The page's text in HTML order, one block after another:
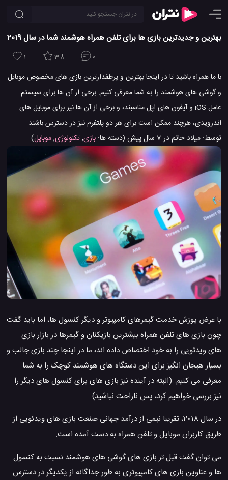
بهترین و جدیدترین بازی ها برای تلفن همراه هوشمند شما در سال 2019
1 3.8 0
با ما همراه باشید تا در اینجا بهترین و پرطفدارترین بازی های مخصوص موبایل
و گوشی های هوشمند را به شما معرفی کنیم. برخی از آن ها برای سیستم
عامل iOS و آیفون های اپل مناسبند، و برخی از آن ها نیز برای موبایل های
اندرویدی، هرچند ممکن است برای هر دو پلتفرم نیز در دسترس باشند.
توسط: میلاد حاتمدر7 سال پیش (دسته ها: بازی,تکنولوژی,موبایل)
با عرض پوزش خدمت گیمرهای کامپیوتر و دیگر کنسول ها، اما باید گفت
چون بازی های تلفن همراه بیشترین بازیکنان و گیمرها در بازار بازی
های ویدئویی را به خود اختصاص داده اند، ما در اینجا چند بازی جالب و
بسیار هیجان انگیز برای این دستگاه های هوشمند کوچک را به شما
معرفی می کنیم. (البته در آینده نیز بازی های برای کنسول های دیگر را
نیز بررسی خواهیم کرد، پس ناراحت نباشید)
در سال 2018، تقریبا نیمی از درآمد جهانی صنعت بازی های ویدئویی از
طریق کاربران موبایل و تلفن همراه به دست آمده است.
می توان گفت قبل تر بازی های گوشی های هوشمند نسبت به کنسول
ها و عناوین بازی های کامپیوتری به طور جداگانه از یکدیگر در دسترس